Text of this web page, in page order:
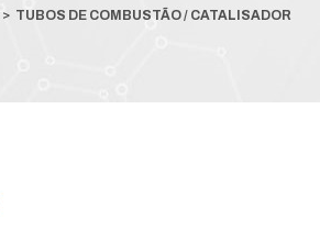
> TUBOS DE COMBUSTÃO / CATALISADOR